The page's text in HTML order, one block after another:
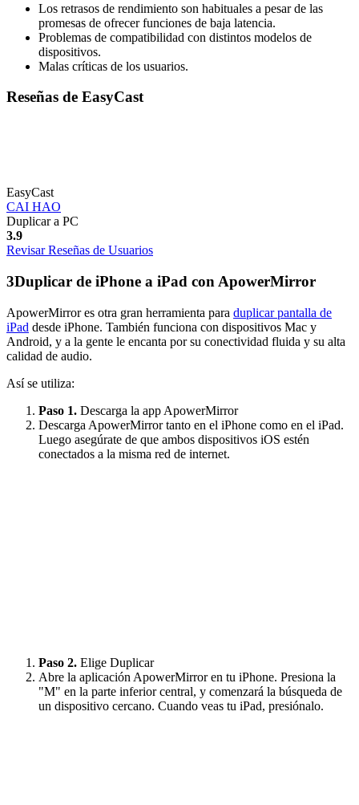
Los retrasos de rendimiento son habituales a pesar de las
promesas de ofrecer funciones de baja latencia.
Problemas de compatibilidad con distintos modelos de
dispositivos.
Malas críticas de los usuarios.
Reseñas de EasyCast
EasyCast
CAI HAO
Duplicar a PC
3.9
Revisar Reseñas de Usuarios
3Duplicar de iPhone a iPad con ApowerMirror
ApowerMirror es otra gran herramienta para duplicar pantalla de
iPad desde iPhone. También funciona con dispositivos Mac y
Android, y a la gente le encanta por su conectividad fluida y su alta
calidad de audio.
Así se utiliza:
Paso 1. Descarga la app ApowerMirror
Descarga ApowerMirror tanto en el iPhone como en el iPad.
Luego asegúrate de que ambos dispositivos iOS estén
conectados a la misma red de internet.
Paso 2. Elige Duplicar
Abre la aplicación ApowerMirror en tu iPhone. Presiona la
"M" en la parte inferior central, y comenzará la búsqueda de
un dispositivo cercano. Cuando veas tu iPad, presiónalo.